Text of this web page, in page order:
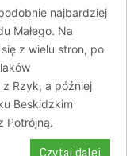
najbardziej
Małego. Na
z wielu stron, po
Rzyk, a później
Beskidzkim
Potrójną.